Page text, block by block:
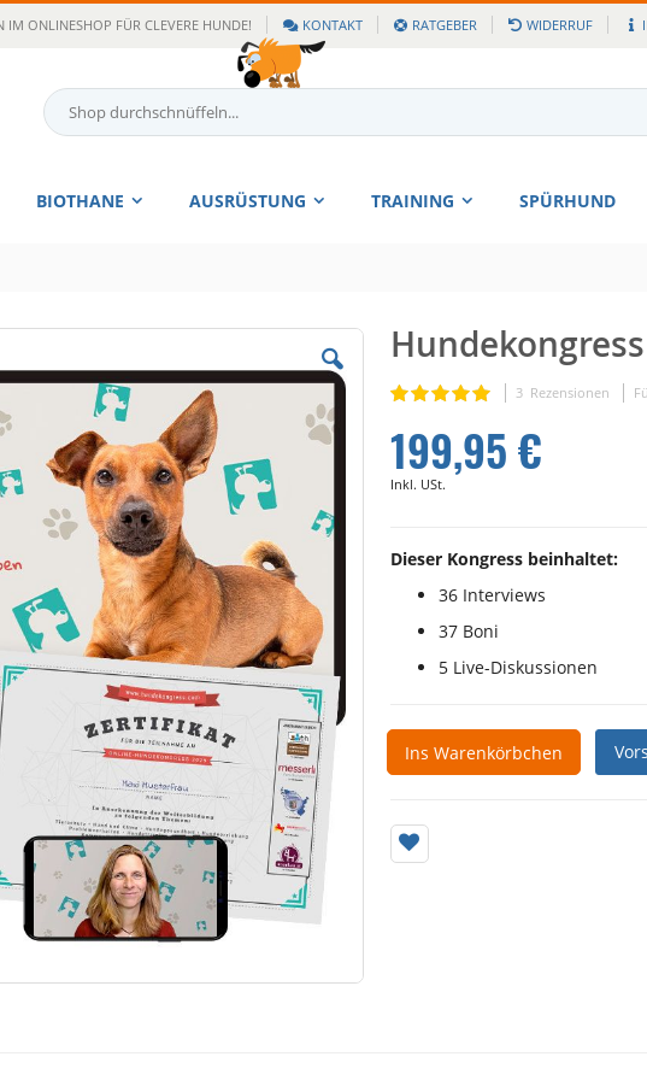
IM ONLINESHOP FÜR CLEVERE HUNDE! KONTAKT RATGEBER WIDERRUF
Suche
BIOTHANE AUSRÜSTUNG TRAINING SPÜRHUND
Zum
springen
Bewertung: 3 Rezensionen
199,95 €
Inkl. USt.
Dieser Kongress beinhaltet:
36 Interviews
37 Boni
5 Live-Diskussionen
Ins Warenkörbchen